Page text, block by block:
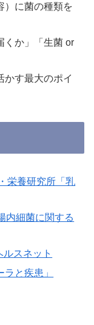
）に菌の種類を
くか」「生菌 or
かす最大のポイ
栄養研究所「乳
内細菌に関する
スネット
と疾患」